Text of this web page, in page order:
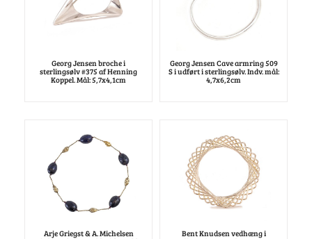
Georg Jensen broche i
sterlingsølv #375 af Henning
Koppel. Mål: 5,7x4,1cm
Georg Jensen Cave armring 509
S i udført i sterlingsølv. Indv. mål:
4,7x6,2cm
Arje Griegst & A. Michelsen
Bent Knudsen vedhæng i